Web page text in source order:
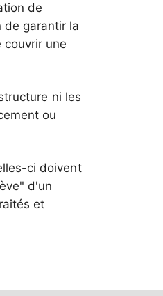
de
de garantir la
une
ni les
ou
ci doivent
d'un
et